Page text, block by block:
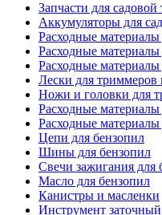
Запчасти для садовой
Аккумуляторы для
Расходные
Расходные
Расходные материалы
Лески для триммеров
Ножи и головки для
Расходные
Расходные
Цепи для бензопил
Шины для бензопил
Свечи зажигания для
Масло для бензопил
Канистры и масленки
Инструмент заточный